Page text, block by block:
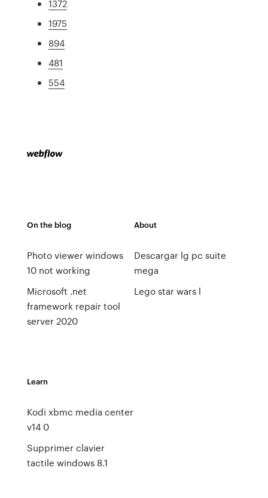
1372
1975
894
481
554
On the blog
Photo viewer windows
10 not working
Microsoft .net
framework repair tool
server 2020
About
Descargar lg pc suite
mega
Lego star wars l
Learn
Kodi xbmc media center
v14 0
Supprimer clavier
tactile windows 8.1